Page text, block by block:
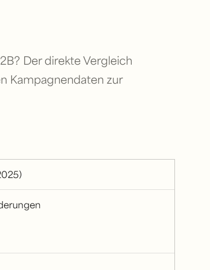
Der direkte Vergleich
Kampagnendaten zur